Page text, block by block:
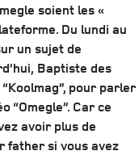
soient les «
Du lundi au
un sujet de
Baptiste des
pour parler
“Omegle”. Car ce
avoir plus de
father si vous avez